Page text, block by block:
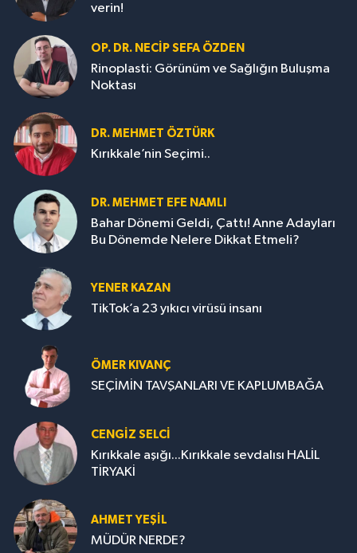
verin!
OP. DR. NECIP SEFA ÖZDEN
Rinoplasti: Görünüm ve Sağlığın Buluşma
Noktası
DR. MEHMET ÖZTÜRK
Kırıkkale’nin Seçimi..
DR. MEHMET EFE NAMLI
Bahar Dönemi Geldi, Çattı! Anne Adayları
Bu Dönemde Nelere Dikkat Etmeli?
YENER KAZAN
TikTok’a 23 yıkıcı virüsü insanı
ÖMER KIVANÇ
SEÇİMİN TAVŞANLARI VE KAPLUMBAĞA
CENGİZ SELCİ
Kırıkkale aşığı...Kırıkkale sevdalısı HALİL
TİRYAKİ
AHMET YEŞİL
MÜDÜR NERDE?